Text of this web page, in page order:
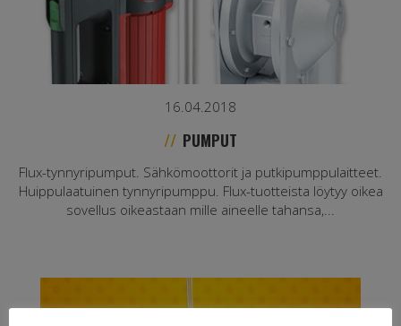
16.04.2018
PUMPUT
Flux-tynnyripumput. Sähkömoottorit ja putkipumppulaitteet.
Huippulaatuinen tynnyripumppu. Flux-tuotteista löytyy oikea
sovellus oikeastaan mille aineelle tahansa,...